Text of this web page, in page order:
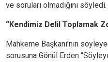
ve soruları olmadığını söyledi.
“Kendimiz Delil Toplamak
Mahkeme Başkanı’nın
sorusuna Gönül Erden